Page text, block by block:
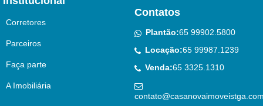
Corretores
Parceiros
Faça parte
A Imobiliária
Contatos
Plantão:65 99902.5800
Locação:65 99987.1239
Venda:65 3325.1310